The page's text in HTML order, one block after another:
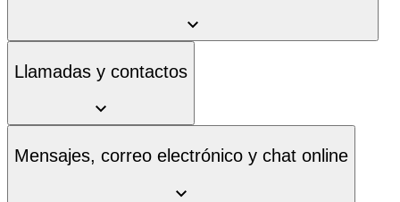
Llamadas y contactos
Mensajes, correo electrónico y chat online